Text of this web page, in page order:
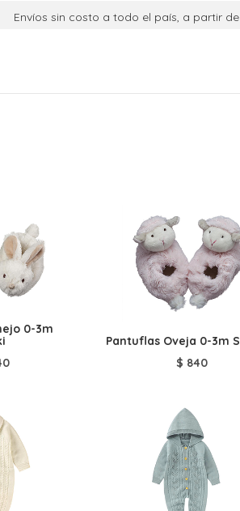
Envíos sin costo a todo el país, a partir de
0-3m
Pantuflas Oveja 0-3m
$ 840